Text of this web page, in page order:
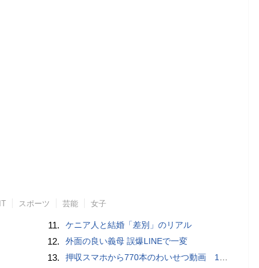
IT スポーツ 芸能 女子
11. ケニア人と結婚「差別」のリアル
12. 外面の良い義母 誤爆LINEで一変
13. 押収スマホから770本のわいせつ動画 15歳少女に酒と薬飲ませ性的暴行か 54歳男を再逮捕 「薬もありますよ」とSNSで誘い出し